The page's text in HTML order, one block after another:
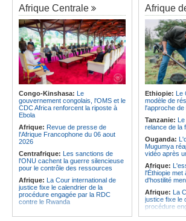
Afrique:Pourquoi l'avenir du textile
africain est bien plus prometteur que
ne le laissent penser les chiffres
Afrique:L'essor historique de
l'Éthiopie met à mal la campagne
d'hostilité menée par Le Caire
Afrique:La Cour international de
justice fixe le calendrier de la
procédure engagée par la RDC
contre le Rwanda
Afrique:Ligue des Champions de la
CAF - L'Espérance exemptée au
premier tour, le Club Africain hérite
du Djoliba AC
Afrique: Un consortium européen
développe un modèle de production
novateur pour les ingrédients
opportunité pour le pays
Afrique:
d'Ivoire
Maroc fera
en quarts
Afrique:
l'Afrique
2026
Afrique:
le sommet
résolution
Angola:Le
des services
ce jeudi
Angola:Jiu-
décroche une
Afrique Centrale
Congo-Kinshasa: Le
gouvernement congolais, l'OMS et le
CDC Africa renforcent la riposte à
Ebola
Afrique: Revue de presse de
l'Afrique Francophone du 06 aout
2026
Centrafrique: Les sanctions de
l'ONU cachent la guerre silencieuse
pour le contrôle des ressources
Afrique: La Cour international de
justice fixe le calendrier de la
procédure engagée par la RDC
contre le Rwanda
Afrique
Ethiopie: Le
modèle de
l'approche de
Tanzanie:
relance de la
Ouganda:
Mugumya
vidéo après
Afrique:
l'Éthiopie met
d'hostilité
Afrique: La
justice fixe le
procédure